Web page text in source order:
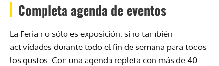
Completa agenda de eventos
La Feria no sólo es exposición, sino también
actividades durante todo el fin de semana para todos
los gustos. Con una agenda repleta con más de 40